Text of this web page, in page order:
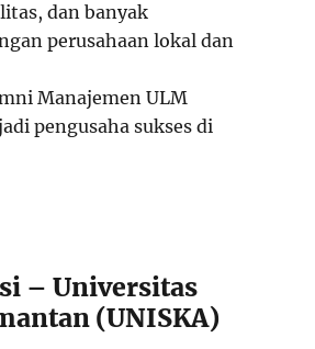
dan banyak
perusahaan lokal dan
Manajemen ULM
pengusaha sukses di
– Universitas
(UNISKA)